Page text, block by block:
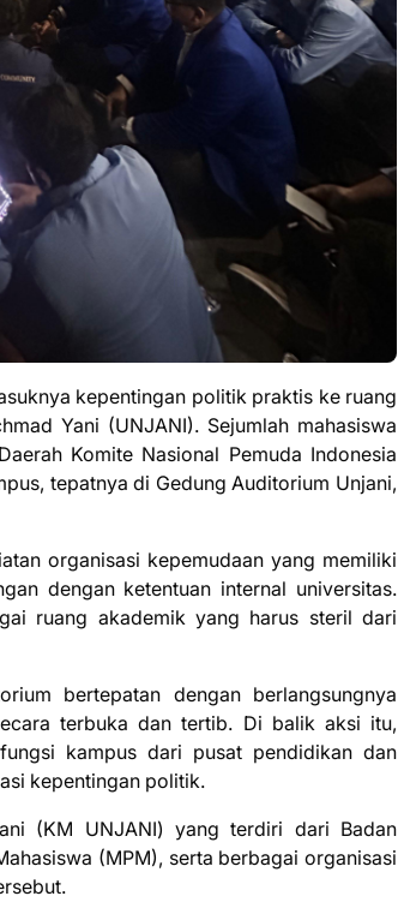
kepentingan politik praktis ke ruang
Yani (UNJANI). Sejumlah mahasiswa
Komite Nasional Pemuda Indonesia
tepatnya di Gedung Auditorium Unjani,
organisasi kepemudaan yang memiliki
dengan ketentuan internal universitas.
ruang akademik yang harus steril dari
bertepatan dengan berlangsungnya
terbuka dan tertib. Di balik aksi itu,
kampus dari pusat pendidikan dan
kepentingan politik.
(KM UNJANI) yang terdiri dari Badan
(MPM), serta berbagai organisasi